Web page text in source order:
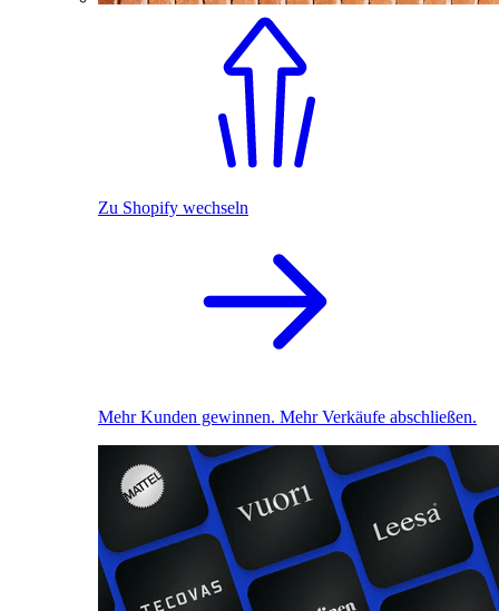
Zu Shopify wechseln
Mehr Kunden gewinnen. Mehr Verkäufe abschließen.